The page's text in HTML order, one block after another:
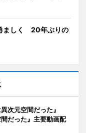
ましく 20年ぶりの
次元空間だった』
だった』主要動画配